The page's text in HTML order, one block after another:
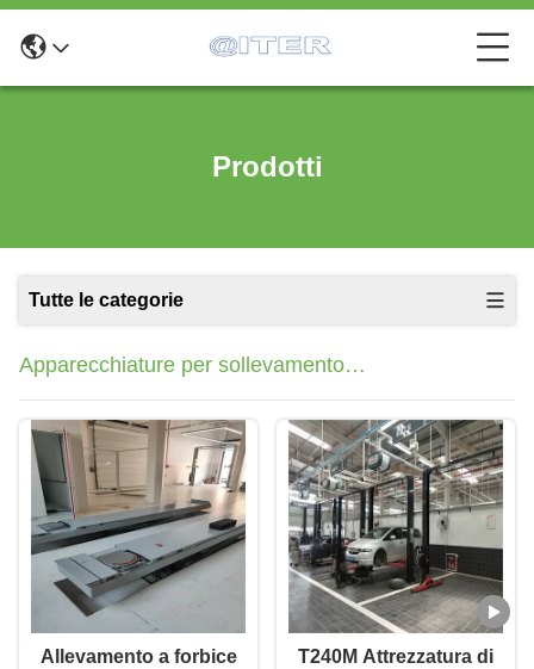
Prodotti
Tutte le categorie
Apparecchiature per sollevamento
auto
Allevamento a forbice
T240M Attrezzatura di